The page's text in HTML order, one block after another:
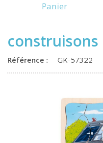
Panier
Référence : GK-57322